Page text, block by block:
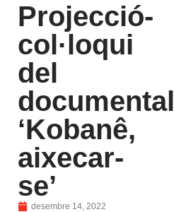
Projecció-
col·loqui
del
documental
‘Kobanê,
aixecar-
se’
desembre 14, 2022